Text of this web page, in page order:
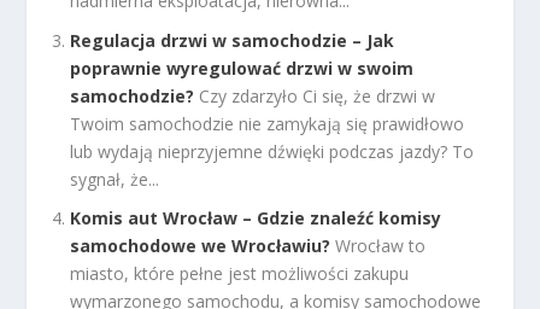
Regulacja drzwi w samochodzie – Jak
poprawnie wyregulować drzwi w swoim
samochodzie? Czy zdarzyło Ci się, że drzwi w
Twoim samochodzie nie zamykają się prawidłowo
lub wydają nieprzyjemne dźwięki podczas jazdy? To
sygnał, że...
Komis aut Wrocław – Gdzie znaleźć komisy
samochodowe we Wrocławiu? Wrocław to
miasto, które pełne jest możliwości zakupu
wymarzonego samochodu, a komisy samochodowe